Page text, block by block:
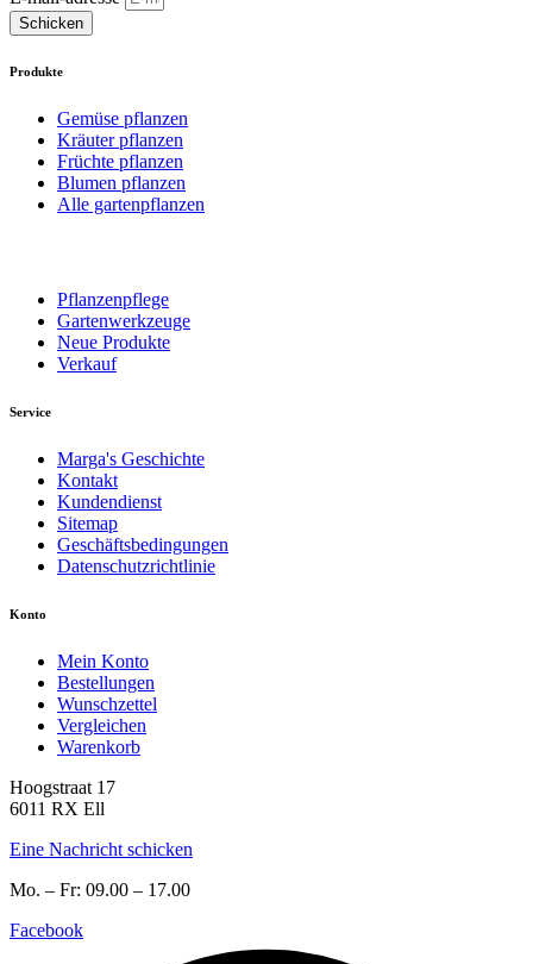
Schicken
Produkte
Gemüse pflanzen
Kräuter pflanzen
Früchte pflanzen
Blumen pflanzen
Alle gartenpflanzen
Pflanzenpflege
Gartenwerkzeuge
Neue Produkte
Verkauf
Service
Marga's Geschichte
Kontakt
Kundendienst
Sitemap
Geschäftsbedingungen
Datenschutzrichtlinie
Konto
Mein Konto
Bestellungen
Wunschzettel
Vergleichen
Warenkorb
Hoogstraat 17
6011 RX Ell
Eine Nachricht schicken
Mo. – Fr: 09.00 – 17.00
Facebook